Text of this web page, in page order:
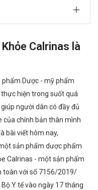
Calrinas là
phẩm Dược - mỹ phẩm
thực hiện trong suốt quá
người dân có đầy đủ
của chính bản thân mình
bài viết hôm nay,
sản phẩm dược phẩm
Calrinas - một sản phẩm
toàn với số 7156/2019/
Y tế vào ngày 17 tháng